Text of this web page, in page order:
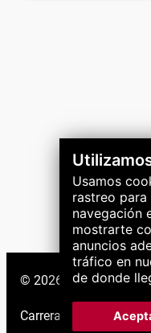
Usamos
rastreo
navegación
mostrarte
anuncios
tráfico en
de donde
© 2026 Grupo LNS.
Carreras Soporte|